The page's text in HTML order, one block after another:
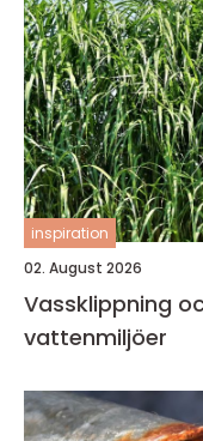
inspiration
02. August 2026
Vassklippning
vattenmiljöer